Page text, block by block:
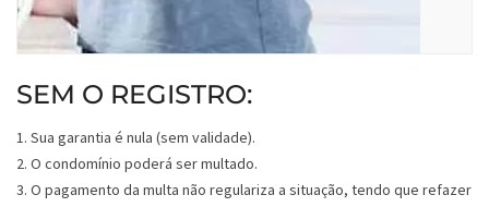
SEM O REGISTRO:
1. Sua garantia é nula (sem validade).
2. O condomínio poderá ser multado.
3. O pagamento da multa não regulariza a situação, tendo que refazer